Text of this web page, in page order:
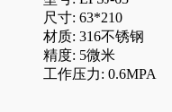
尺寸: 63*210
材质: 316不锈钢
精度: 5微米
工作压力: 0.6MPA